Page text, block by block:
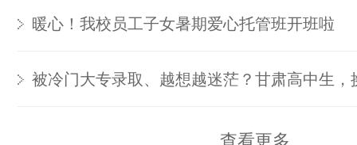
暖心！我校员工子女暑期爱心托管班开班啦
被冷门大专录取、越想越迷茫？甘肃高中生，
查看更多